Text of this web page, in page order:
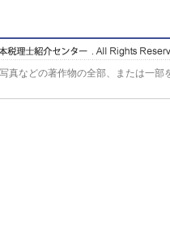
真などの著作物の全部、または一